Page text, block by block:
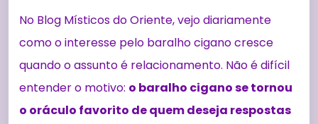
No Blog Místicos do Oriente, vejo diariamente
como o interesse pelo baralho cigano cresce
quando o assunto é relacionamento. Não é difícil
entender o motivo: o baralho cigano se tornou
o oráculo favorito de quem deseja respostas